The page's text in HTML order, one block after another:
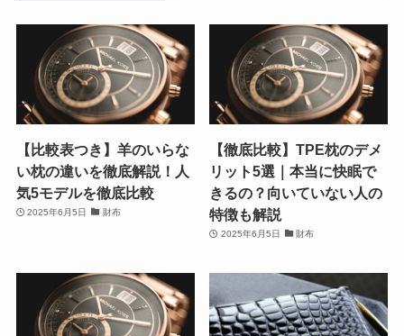
【比較表つき】羊のいらな
い枕の違いを徹底解説！人
気5モデルを徹底比較
2025年6月5日 財布
【徹底比較】TPE枕のデメ
リット5選｜本当に快眠で
きるの？向いていない人の
特徴も解説
2025年6月5日 財布